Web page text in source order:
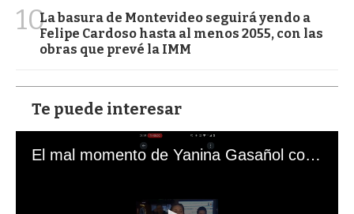
10La basura de Montevideo seguirá yendo a
Felipe Cardoso hasta al menos 2055, con las
obras que prevé la IMM
Te puede interesar
El mal momento de Yanina Gasañol con un hincha argentino en "Subrayado"